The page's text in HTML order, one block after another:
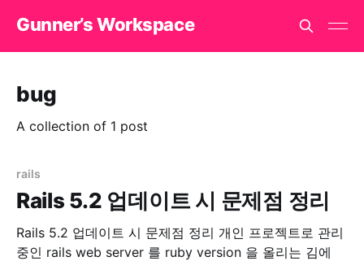
Gunner’s Workspace
bug
A collection of 1 post
rails
Rails 5.2 업데이트 시 문제점 정리
Rails 5.2 업데이트 시 문제점 정리 개인 프로젝트로 관리
중인 rails web server 를 ruby version 을 올리는 김에